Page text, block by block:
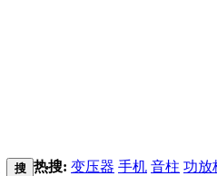
搜 热搜: 变压器 手机 音柱 功放